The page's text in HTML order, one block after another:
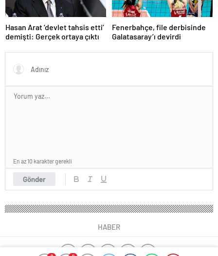
Hasan Arat ‘devlet tahsis etti’
demişti: Gerçek ortaya çıktı
Fenerbahçe, file derbisinde
Galatasaray’ı devirdi
Gönder
En az 10 karakter gerekli
HABER